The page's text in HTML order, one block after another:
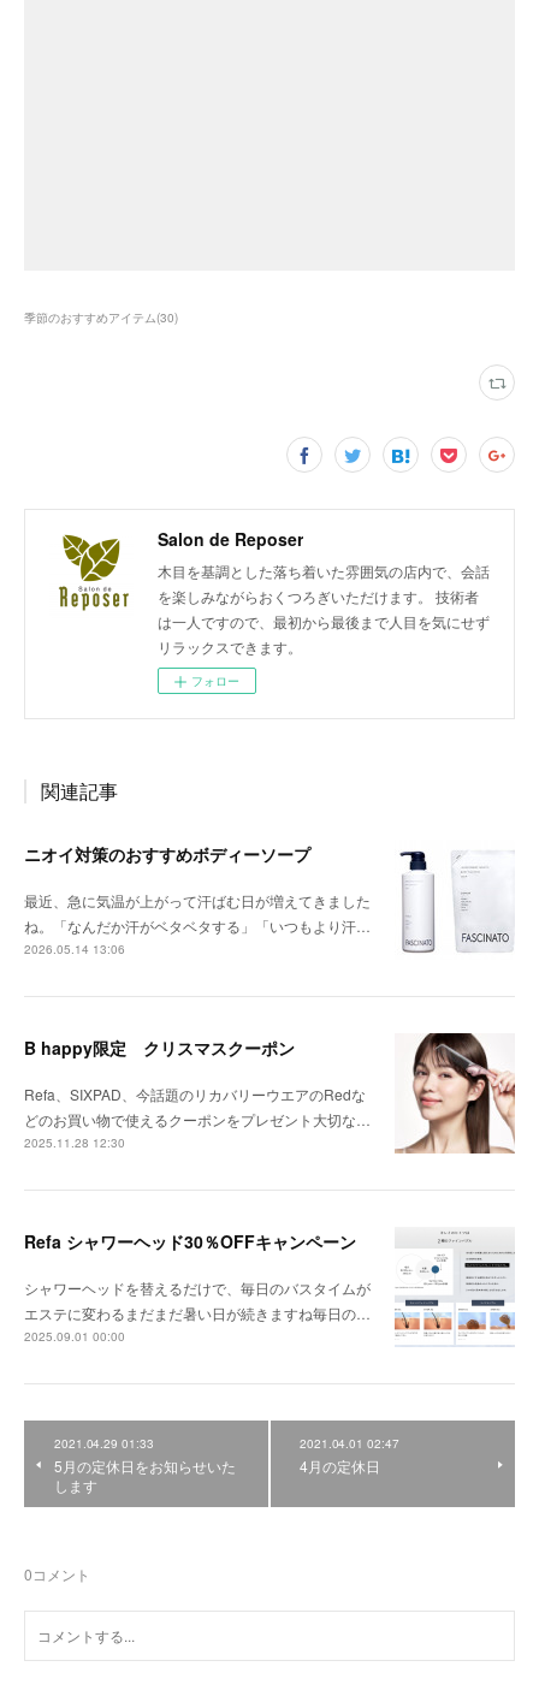
季節のおすすめアイテム(30)
Salon de Reposer
木目を基調とした落ち着いた雰囲気の店内で、会話
を楽しみながらおくつろぎいただけます。 技術者
は一人ですので、最初から最後まで人目を気にせず
リラックスできます。
フォロー
関連記事
ニオイ対策のおすすめボディーソープ
最近、急に気温が上がって汗ばむ日が増えてきました
ね。「なんだか汗がベタベタする」「いつもより汗…
2026.05.14 13:06
B happy限定 クリスマスクーポン
Refa、SIXPAD、今話題のリカバリーウエアのRedな
どのお買い物で使えるクーポンをプレゼント大切な…
2025.11.28 12:30
Refa シャワーヘッド30％OFFキャンペーン
シャワーヘッドを替えるだけで、毎日のバスタイムが
エステに変わるまだまだ暑い日が続きますね毎日の…
2025.09.01 00:00
2021.04.29 01:33
5月の定休日をお知らせいた
します
2021.04.01 02:47
4月の定休日
0コメント